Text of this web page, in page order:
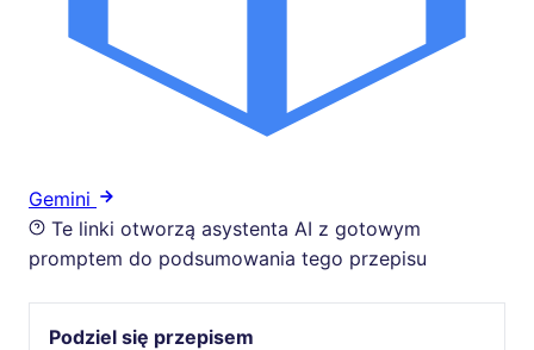
Gemini
Te linki otworzą asystenta AI z gotowym
promptem do podsumowania tego przepisu
Podziel się przepisem